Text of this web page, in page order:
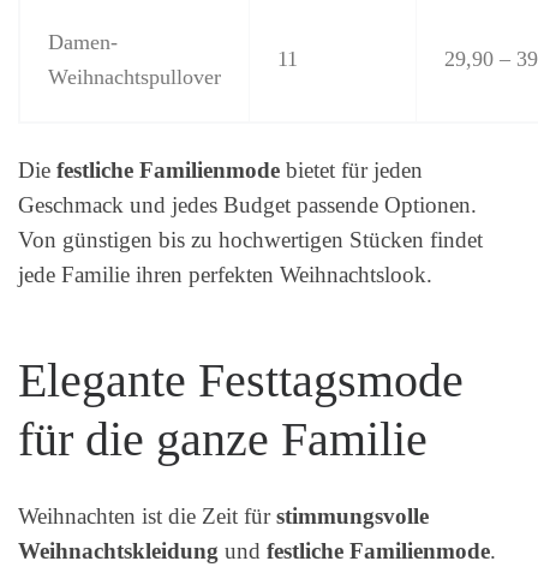
Damen-
Weihnachtspullover
11 29,90 –
Die festliche Familienmode bietet für jeden
Geschmack und jedes Budget passende Optionen.
Von günstigen bis zu hochwertigen Stücken findet
jede Familie ihren perfekten Weihnachtslook.
Elegante Festtagsmode
für die ganze Familie
Weihnachten ist die Zeit fürstimmungsvolle
Weihnachtskleidung und festliche Familienmode.